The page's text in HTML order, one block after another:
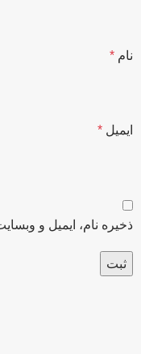
نام *
ایمیل *
ذخیره نام، ایمیل و